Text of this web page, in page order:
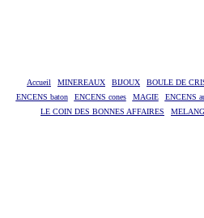
Accueil MINEREAUX BIJOUX BOULE DE
ENCENS baton
ENCENS cones MAGIE ENCENS
LE COIN DES BONNES AFFAIRES